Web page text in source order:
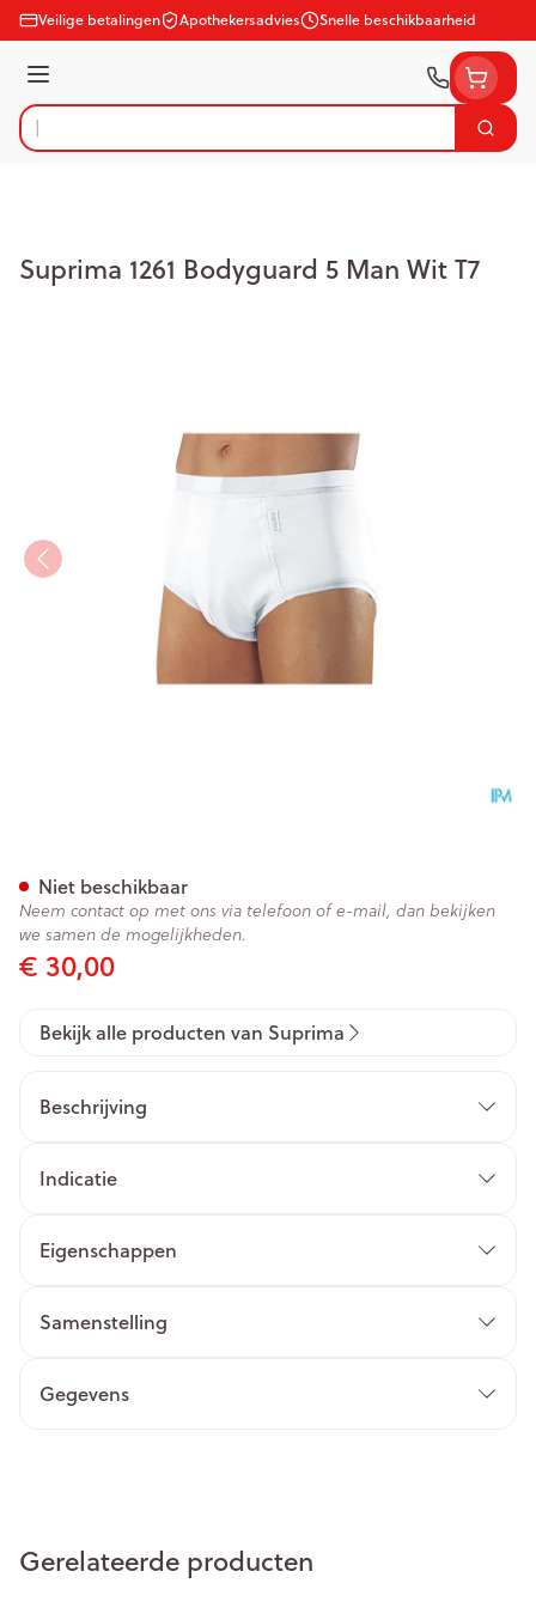
Ga naar de inhoud
Veilige betalingen Apothekersadvies Snelle beschikbaarheid
Menu
Product, merk, categorie...
Zoek
Suprima 1261 Bodyguard 5 Man Wit T7
€ 30,00
Niet beschikbaar
Neem contact op met ons via telefoon of e-mail, dan bekijken
we samen de mogelijkheden.
Bekijk alle producten van Suprima
Beschrijving
Indicatie
Eigenschappen
Samenstelling
Gegevens
Gerelateerde producten